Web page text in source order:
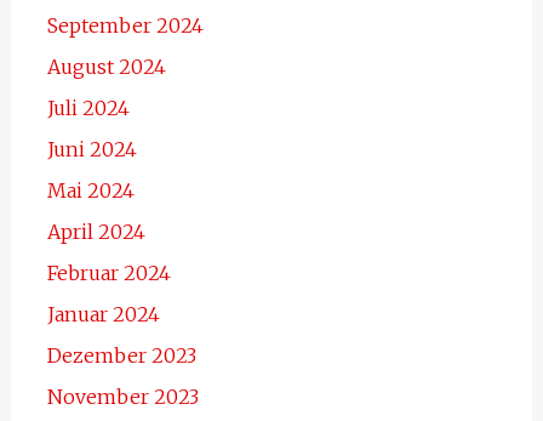
September 2024
August 2024
Juli 2024
Juni 2024
Mai 2024
April 2024
Februar 2024
Januar 2024
Dezember 2023
November 2023